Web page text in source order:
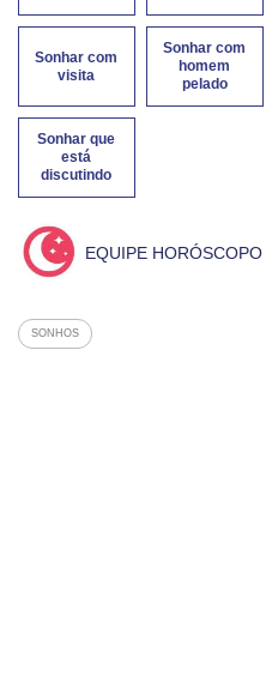
Sonhar com
visita
Sonhar com
homem
pelado
Sonhar que
está
discutindo
EQUIPE HORÓSCOPO
SONHOS